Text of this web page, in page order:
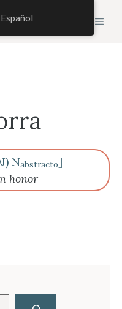
Nabstracto]
honor
Español